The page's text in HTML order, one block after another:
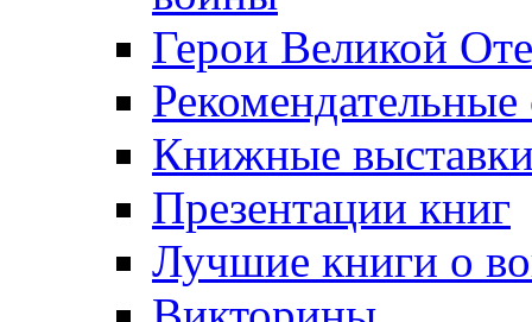
Герои Великой
Рекомендательные
Книжные
Презентации книг
Лучшие книги о